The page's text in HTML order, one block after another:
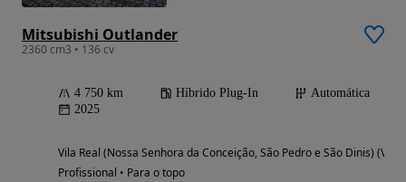
Mitsubishi Outlander
2360 cm3 • 136 cv
4 750 km Híbrido Plug-In
Automática
2025
Vila Real (Nossa Senhora da Conceição, São Pedro e São Dinis) (Vila
Profissional • Para o topo